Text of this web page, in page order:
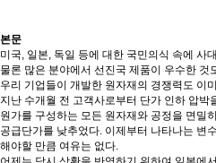
본문
미국, 일본, 독일 등에 대한 국민의식 속에 사
물론 많은 분야에서 선진국 제품이 우수한 것
우리 기업들이 개발한 원자재의 경쟁력도 이
지난 수개월 전 고객사로부터 단가 인하 압박
원가를 구성하는 모든 원자재와 공정을 면밀
공급단가를 낮추었다. 이제부터 나타나는 변
해야할 만큼 여유는 없다.